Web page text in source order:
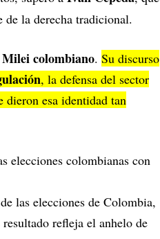
de la derecha tradicional.
Milei colombiano. Su discurso
, la defensa del sector
dieron esa identidad tan
elecciones colombianas con
las elecciones de Colombia,
refleja el anhelo de